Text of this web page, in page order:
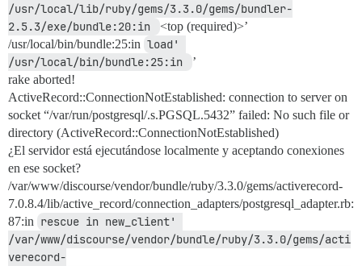
/usr/local/lib/ruby/gems/3.3.0/gems/bundler-
2.5.3/exe/bundle:20:in
<top (required)>’
/usr/local/bin/bundle:25:in load'
/usr/local/bin/bundle:25:in
’
rake aborted!
ActiveRecord::ConnectionNotEstablished: connection to server on
socket “/var/run/postgresql/.s.PGSQL.5432” failed: No such file or
directory (ActiveRecord::ConnectionNotEstablished)
¿El servidor está ejecutándose localmente y aceptando conexiones
en ese socket?
/var/www/discourse/vendor/bundle/ruby/3.3.0/gems/activerecord-
7.0.8.4/lib/active_record/connection_adapters/postgresql_adapter.rb:
87:in rescue in new_client'
/var/www/discourse/vendor/bundle/ruby/3.3.0/gems/acti
verecord-